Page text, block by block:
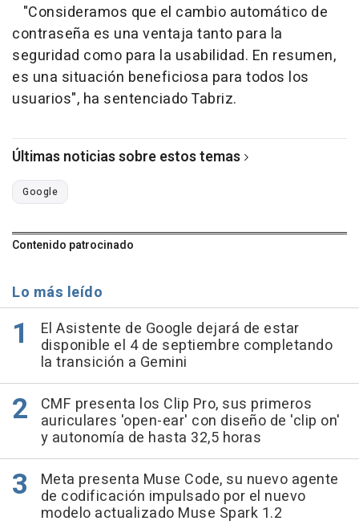
"Consideramos que el cambio automático de
contraseña es una ventaja tanto para la
seguridad como para la usabilidad. En resumen,
es una situación beneficiosa para todos los
usuarios", ha sentenciado Tabriz.
Últimas noticias sobre estos temas
Google
Contenido patrocinado
Lo más leído
El Asistente de Google dejará de estar
disponible el 4 de septiembre completando
la transición a Gemini
CMF presenta los Clip Pro, sus primeros
auriculares 'open-ear' con diseño de 'clip on'
y autonomía de hasta 32,5 horas
Meta presenta Muse Code, su nuevo agente
de codificación impulsado por el nuevo
modelo actualizado Muse Spark 1.2